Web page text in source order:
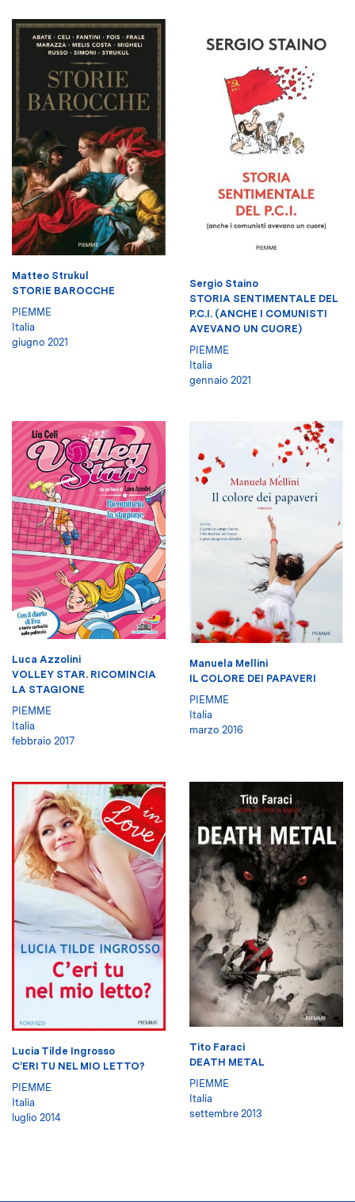
Matteo Strukul
STORIE BAROCCHE
PIEMME
Italia
giugno 2021
Sergio Staino
STORIA SENTIMENTALE DEL
P.C.I. (ANCHE I COMUNISTI
AVEVANO UN CUORE)
PIEMME
Italia
gennaio 2021
Luca Azzolini
VOLLEY STAR. RICOMINCIA
LA STAGIONE
PIEMME
Italia
febbraio 2017
Manuela Mellini
IL COLORE DEI PAPAVERI
PIEMME
Italia
marzo 2016
Lucia Tilde Ingrosso
C’ERI TU NEL MIO LETTO?
PIEMME
Italia
luglio 2014
Tito Faraci
DEATH METAL
PIEMME
Italia
settembre 2013